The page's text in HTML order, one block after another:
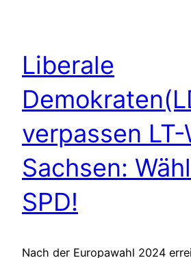
Liberale
verpassen LT-
Sachsen:
SPD!
Nach der Europawahl 2024